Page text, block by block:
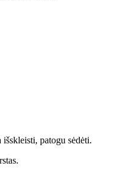
patogu sėdėti.